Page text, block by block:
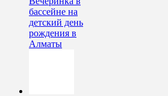
бассейне на
детский день
рождения в
Алматы